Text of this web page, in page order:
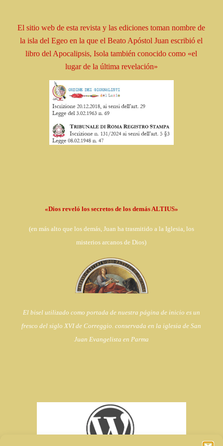
El sitio web de esta revista y las ediciones tomannombrede
la isla del Egeo en la que el Beato ApóstolJuan escribió el
librodel Apocalipsis, Isolatambién conocido como «el
lugar de la última revelación»
«Dios reveló los secretos de los demás ALTIUS»
(en más alto que los demás, Juan ha trasmitido a la Iglesia, los
misterios arcanos de Dios)
El bisel utilizado como portada de nuestra página de inicio es un
fresco del siglo XVI de Correggio. conservada en la iglesia deSan
Juan Evangelista en Parma